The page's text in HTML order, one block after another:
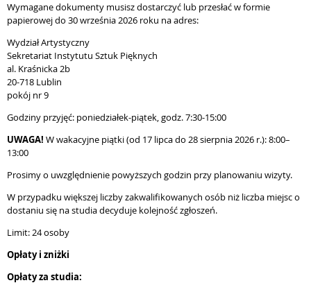
Wymagane dokumenty musisz dostarczyć lub przesłać w formie
papierowej do 30 września 2026 roku na adres:
Wydział Artystyczny
Sekretariat Instytutu Sztuk Pięknych
al. Kraśnicka 2b
20-718 Lublin
pokój nr 9
Godziny przyjęć: poniedziałek-piątek, godz. 7:30-15:00
UWAGA! W wakacyjne piątki (od 17 lipca do 28 sierpnia 2026 r.): 8:00–
13:00
Prosimy o uwzględnienie powyższych godzin przy planowaniu wizyty.
W przypadku większej liczby zakwalifikowanych osób niż liczba miejsc o
dostaniu się na studia decyduje kolejność zgłoszeń.
Limit: 24 osoby
Opłaty i zniżki
Opłaty za studia: